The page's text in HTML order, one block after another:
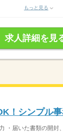
もっと見る
求人詳細を見
！シンプル
・届いた書類の開封